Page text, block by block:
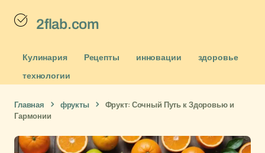
2flab.com
Кулинария Рецепты инновации
здоровье
технологии
Главная фрукты
Фрукт: Сочный Путь к Здоровью и
Гармонии